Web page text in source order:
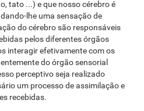
tato ...) e que nosso cérebro é
lhe uma sensação de
do cérebro são responsáveis
pelos diferentes órgãos
interagir efetivamente com os
do órgão sensorial
perceptivo seja realizado
um processo de assimilação e
recebidas.